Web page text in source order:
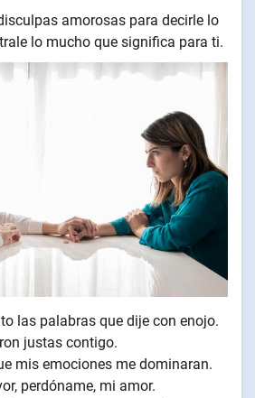
amorosas para decirle lo
lo mucho que significa para ti.
las palabras que dije con enojo.
justas contigo.
mis emociones me dominaran.
perdóname, mi amor.